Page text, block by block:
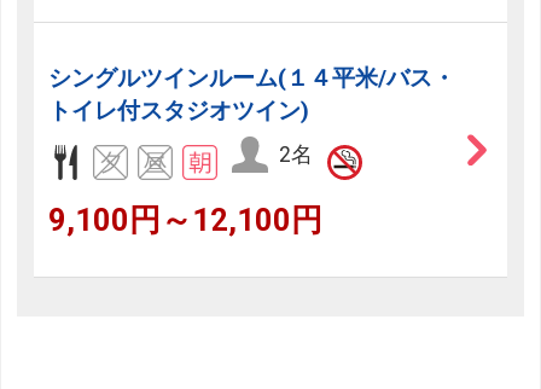
シングルツインルーム(１４平米/バス・
トイレ付スタジオツイン)
2名
9,100円～12,100円